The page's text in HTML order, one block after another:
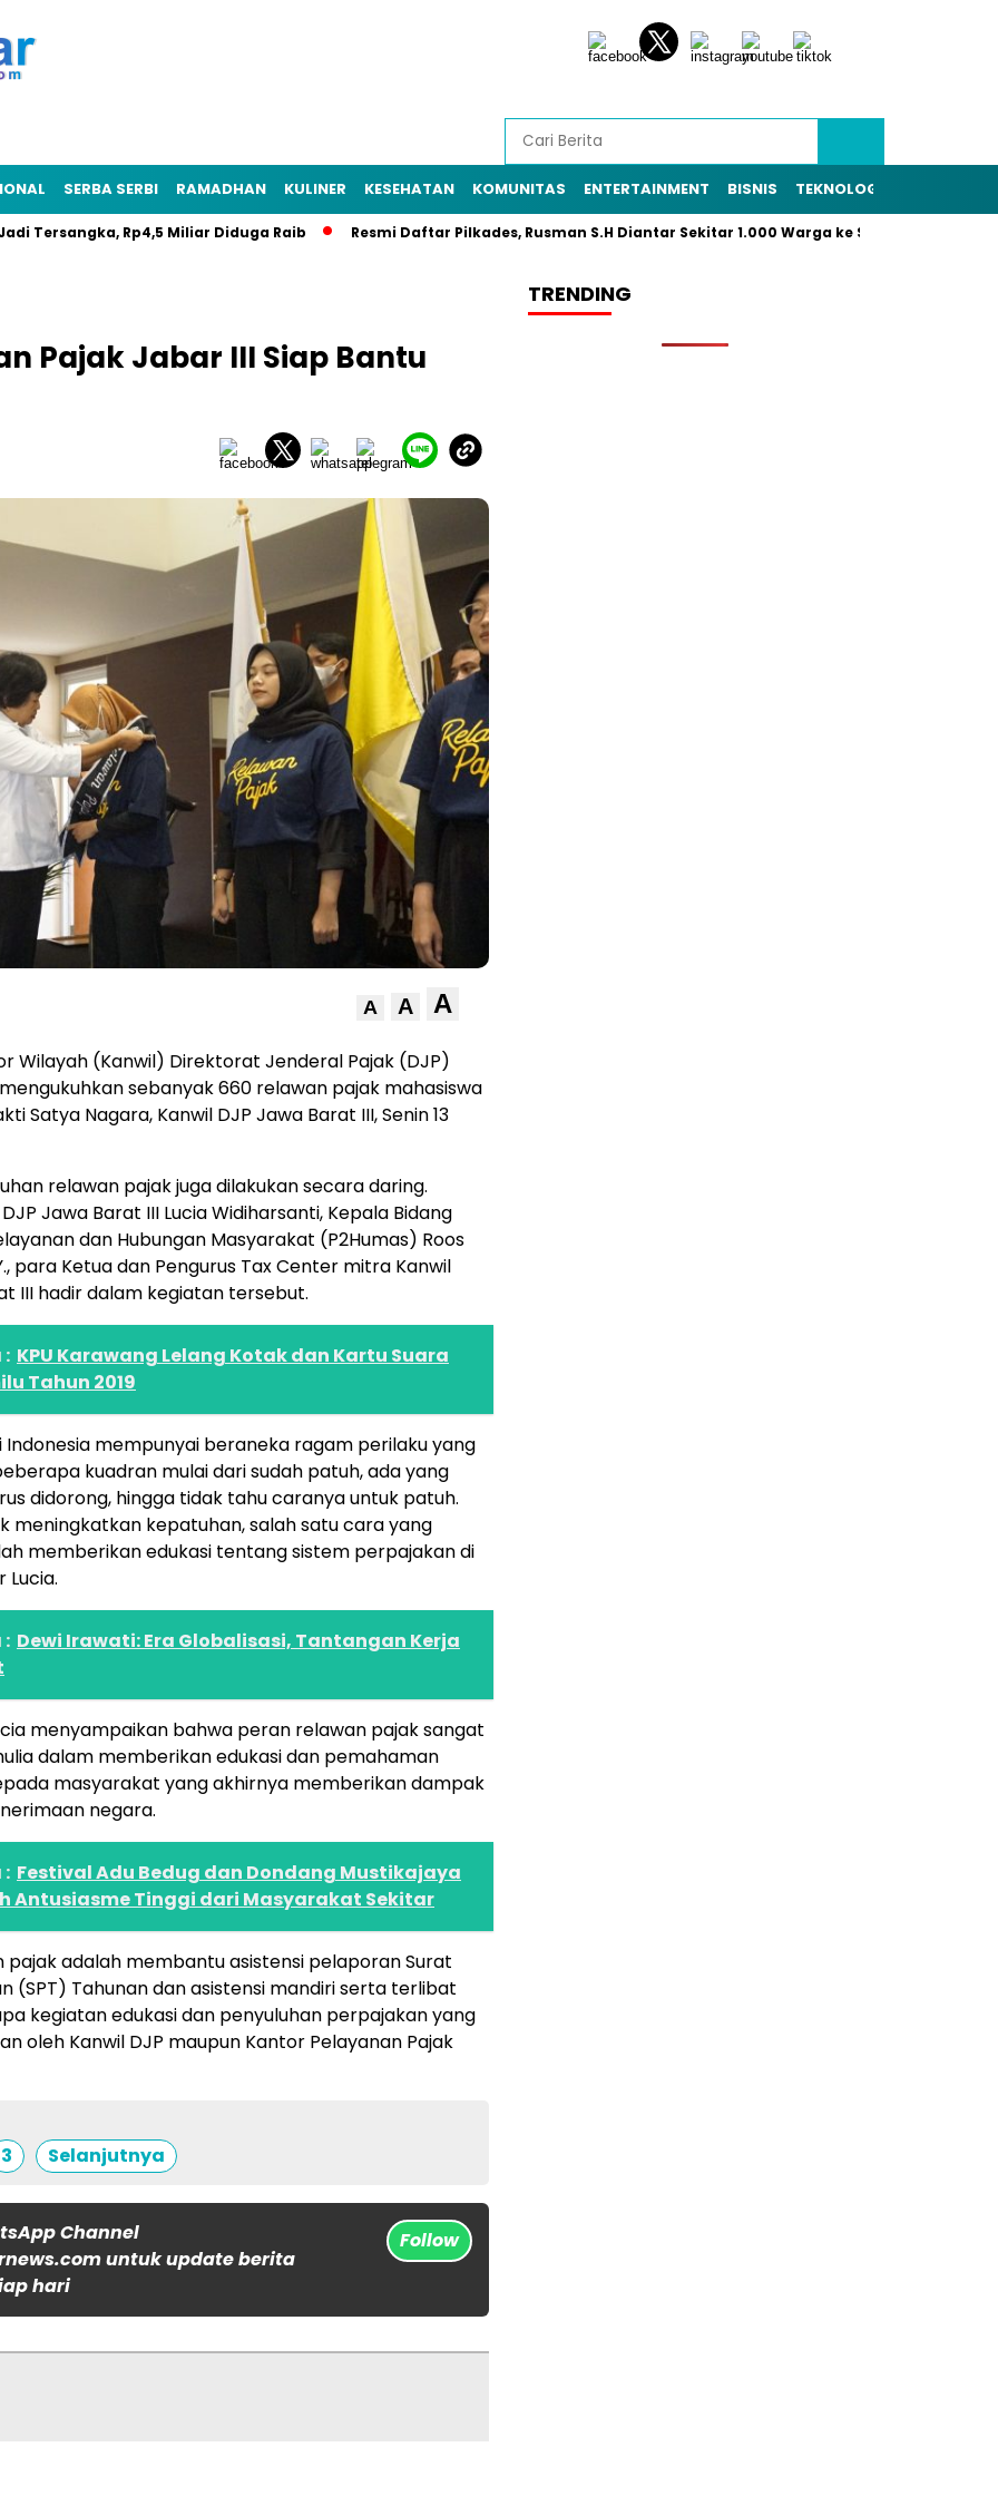
SERBA SERBI RAMADHAN KULINER KESEHATAN KOMUNITAS ENTERTAINMENT BISNIS TEKNOLOGI
Rp4,5 Miliar Diduga Raib Resmi Daftar Pilkades, Rusman S.H Diantar Sekitar 1.000 Warga ke Sekretariat Panitia
Pajak Jabar III Siap Bantu
A A A
Wilayah (Kanwil) Direktorat Jenderal Pajak (DJP)
sebanyak 660 relawan pajak mahasiswa
Satya Nagara, Kanwil DJP Jawa Barat III, Senin 13
relawan pajak juga dilakukan secara daring.
Jawa Barat III Lucia Widiharsanti, Kepala Bidang
dan Hubungan Masyarakat (P2Humas) Roos
para Ketua dan Pengurus Tax Center mitra Kanwil
III hadir dalam kegiatan tersebut.
: KPU Karawang Lelang Kotak dan Kartu Suara
Tahun 2019
Indonesia mempunyai beraneka ragam perilaku yang
kuadran mulai dari sudah patuh, ada yang
didorong, hingga tidak tahu caranya untuk patuh.
meningkatkan kepatuhan, salah satu cara yang
memberikan edukasi tentang sistem perpajakan di
Lucia.
: Dewi Irawati: Era Globalisasi, Tantangan Kerja
menyampaikan bahwa peran relawan pajak sangat
dalam memberikan edukasi dan pemahaman
masyarakat yang akhirnya memberikan dampak
negara.
: Festival Adu Bedug dan Dondang Mustikajaya
Antusiasme Tinggi dari Masyarakat Sekitar
pajak adalah membantu asistensi pelaporan Surat
(SPT) Tahunan dan asistensi mandiri serta terlibat
kegiatan edukasi dan penyuluhan perpajakan yang
oleh Kanwil DJP maupun Kantor Pelayanan Pajak
3 Selanjutnya
Channel
untuk update berita
hari
Follow
TRENDING